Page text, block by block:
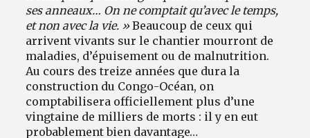
ses anneaux… On ne comptait qu’avec le temps,
et non avec la vie. »Beaucoup de ceux qui
arrivent vivants sur le chantier mourront de
maladies, d’épuisement ou de malnutrition.
Au cours des treize années que dura la
construction du Congo-Océan, on
comptabilisera officiellement plus d’une
vingtaine de milliers de morts : il y en eut
probablement bien davantage…